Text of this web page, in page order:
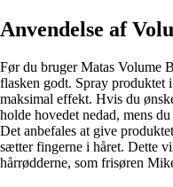
Anvendelse af
Før du bruger Matas Volume
flasken godt. Spray produktet
maksimal effekt. Hvis du
holde hovedet nedad, mens
Det anbefales at give
sætter fingerne i håret. Dette
hårrødderne, som frisøren